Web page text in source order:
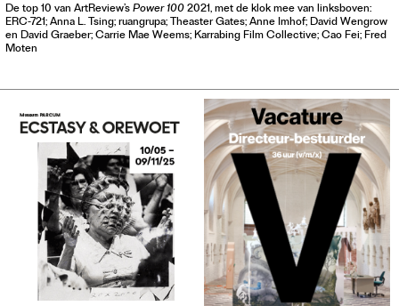
De top 10 van ArtReview’sPower 1002021, met de klok mee van linksboven:
ERC-721; Anna L. Tsing; ruangrupa; Theaster Gates; Anne Imhof; David Wengrow
en David Graeber; Carrie Mae Weems; Karrabing Film Collective; Cao Fei; Fred
Moten